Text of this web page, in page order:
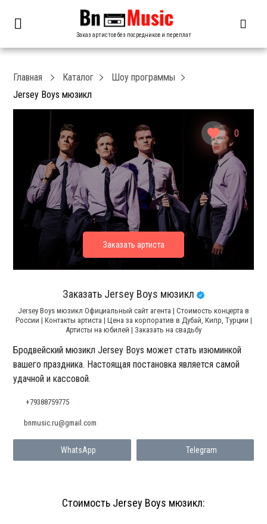
Заказ артистов без посредников и переплат
0
Главная Каталог
Шоу программы
Jersey Boys мюзикл
Заказать Jersey Boys мюзикл
Jersey Boys мюзикл Официальный сайт агента | Стоимость концерта в
России | Контакты артиста | Цена за корпоратив в Дубай, Кипр, Турции |
Артисты на юбилей | Заказать на свадьбу
Бродвейский мюзикл Jersey Boys может стать изюминкой
вашего праздника. Настоящая постановка является самой
удачной и кассовой.
+79388759775
WhatsApp Telegram
bnmusic.ru@gmail.com
Стоимость Jersey Boys мюзикл: